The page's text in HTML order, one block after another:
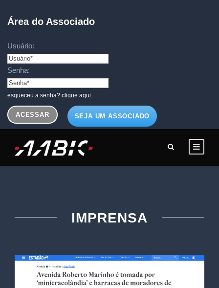
Área do Associado
Usuário:
Senha:
esqueceu a senha? clique aqui.
SEJA UM ASSOCIADO
IMPRENSA